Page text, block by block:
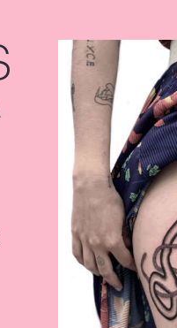
9.-PHANTOM-OF
3.-PHANTOM-OF..